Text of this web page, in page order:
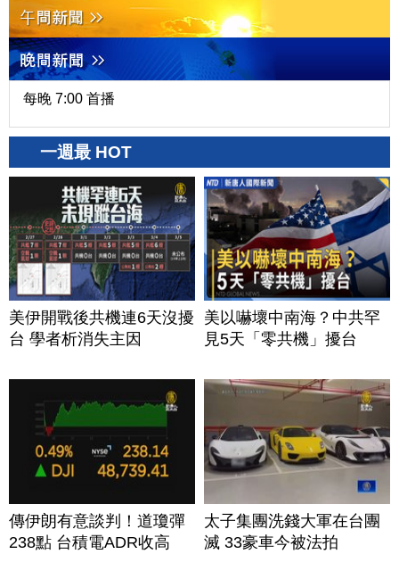
每晚 7:00 首播
一週最 HOT
美伊開戰後共機連6天沒擾
台 學者析消失主因
美以嚇壞中南海？中共罕
見5天「零共機」擾台
傳伊朗有意談判！道瓊彈
238點 台積電ADR收高
太子集團洗錢大軍在台團
滅 33豪車今被法拍